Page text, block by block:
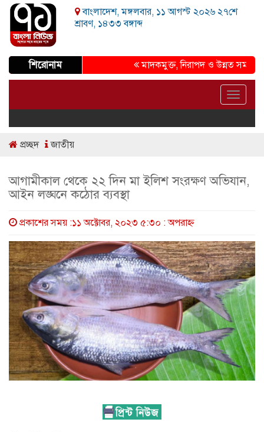
বাংলাদেশ, মঙ্গলবার, ১১ আগস্ট ২০২৬ ২৭শে
শ্রাবণ, ১৪৩৩ বঙ্গাব্দ
শিরোনাম মাদকমুক্ত, নিরাপদ ও উন্নত সমাজ গড়ার
Toggle
প্রচ্ছদ জাতীয়
আগামীকাল থেকে ২২ দিন মা ইলিশ সংরক্ষণ অভিযান,
আইন লঙ্ঘনে কঠোর ব্যবস্থা
প্রকাশের সময় :১১ অক্টোবর, ২০২৩ ৫:৩০ : অপরাহ্ণ